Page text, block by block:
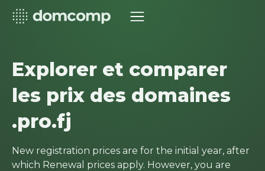
Explorer et comparer
les prix des domaines
.pro.fj
New registration prices are for the initial year, after
which Renewal prices apply. However, you are